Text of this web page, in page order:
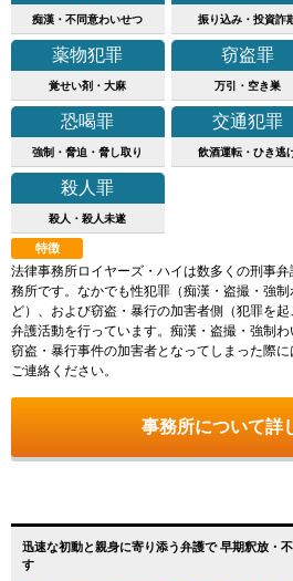
痴漢・不同意わいせつ 振り込み・投資詐
薬物犯罪
覚せい剤・大麻
窃盗罪
万引・空き巣
恐喝罪
強制・脅迫・脅し取り
交通犯罪
飲酒運転・ひき逃
殺人罪
殺人・殺人未遂
特徴
法律事務所ロイヤーズ・ハイは数多くの刑事
務所です。なかでも性犯罪（痴漢・盗撮・強
ど）、および窃盗・暴行の加害者側（犯罪を
弁護活動を行っています。痴漢・盗撮・強制
窃盗・暴行事件の加害者となってしまった際
ご連絡ください。
事務所について詳
迅速な初動と親身に寄り添う弁護で 早期釈放・
す